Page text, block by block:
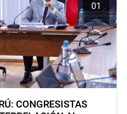
01
CONGRESISTAS